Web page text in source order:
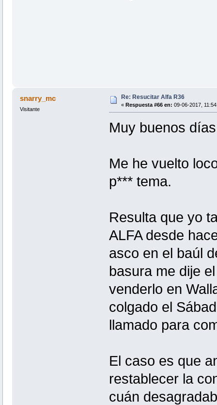
snarry_mc
Visitante
Re: Resucitar Alfa R36
« Respuesta #66 en: 09-06-2017,
Muy buenos
Me he vuelto
p*** tema.
Resulta que yo
ALFA desde
asco en el baúl
basura me dije
venderlo en
colgado el
llamado para
El caso es que
restablecer la
cuán